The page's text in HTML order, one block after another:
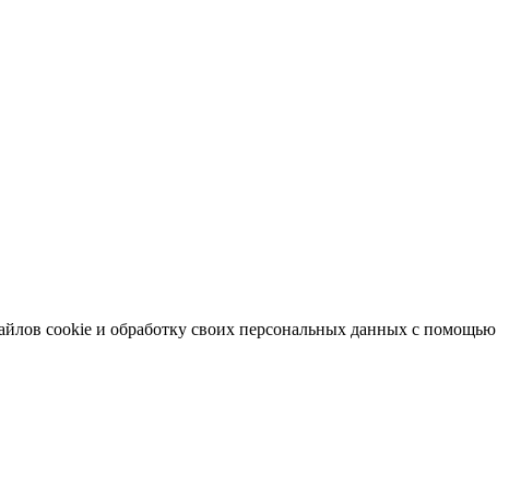
cookie и обработку своих персональных данных с помощью